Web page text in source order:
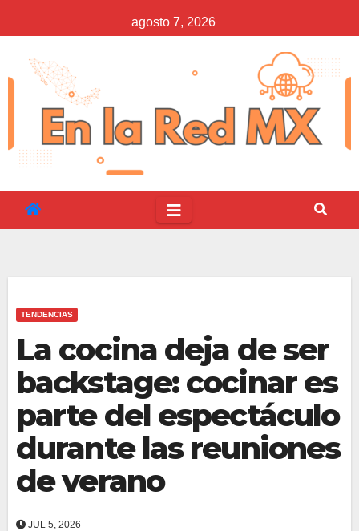
al
contenido
agosto 7, 2026
TENDENCIAS
La cocina deja de ser
backstage: cocinar es
parte del espectáculo
durante las reuniones
de verano
JUL 5, 2026